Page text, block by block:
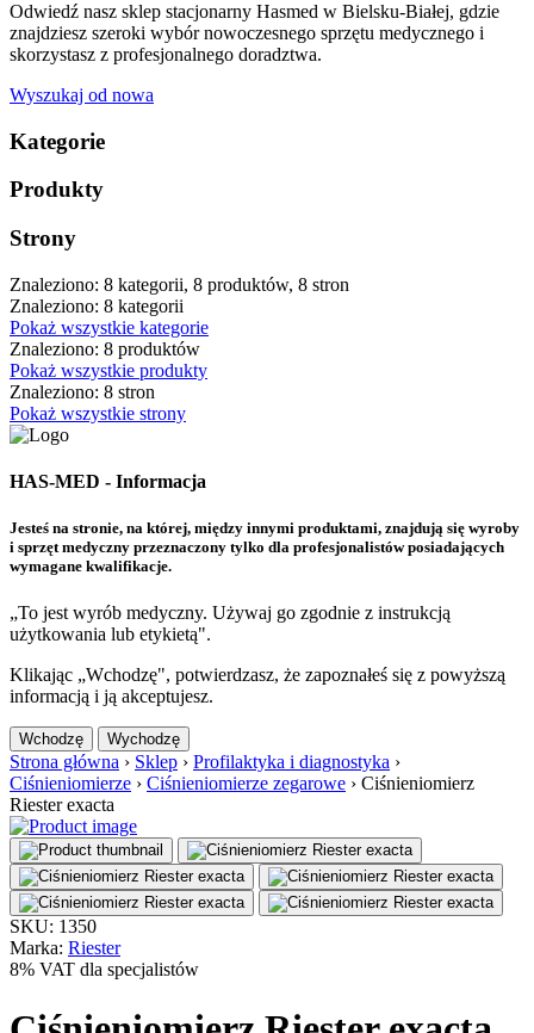
Odwiedź nasz sklep stacjonarny Hasmed w Bielsku-Białej, gdzie
znajdziesz szeroki wybór nowoczesnego sprzętu medycznego i
skorzystasz z profesjonalnego doradztwa.
Wyszukaj od nowa
Kategorie
Produkty
Strony
Znaleziono: 8 kategorii, 8 produktów, 8 stron
Znaleziono: 8 kategorii
Pokaż wszystkie kategorie
Znaleziono: 8 produktów
Pokaż wszystkie produkty
Znaleziono: 8 stron
Pokaż wszystkie strony
HAS-MED - Informacja
Jesteś na stronie, na której, między innymi produktami, znajdują się wyroby
i sprzęt medyczny przeznaczony tylko dla profesjonalistów posiadających
wymagane kwalifikacje.
„To jest wyrób medyczny. Używaj go zgodnie z instrukcją
użytkowania lub etykietą".
Klikając „Wchodzę", potwierdzasz, że zapoznałeś się z powyższą
informacją i ją akceptujesz.
Wchodzę Wychodzę
Strona główna › Sklep › Profilaktyka i diagnostyka ›
Ciśnieniomierze › Ciśnieniomierze zegarowe › Ciśnieniomierz
Riester exacta
SKU: 1350
Marka: Riester
8% VAT dla specjalistów